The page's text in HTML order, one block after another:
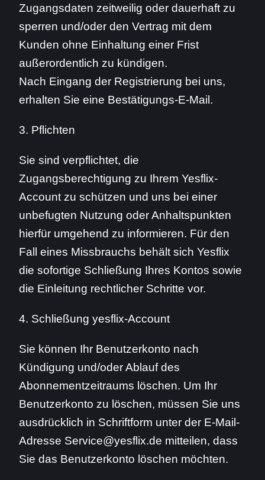
Zugangsdaten zeitweilig oder dauerhaft zu
sperren und/oder den Vertrag mit dem
Kunden ohne Einhaltung einer Frist
außerordentlich zu kündigen.
Nach Eingang der Registrierung bei uns,
erhalten Sie eine Bestätigungs-E-Mail.
3. Pflichten
Sie sind verpflichtet, die
Zugangsberechtigung zu Ihrem Yesflix-
Account zu schützen und uns bei einer
unbefugten Nutzung oder Anhaltspunkten
hierfür umgehend zu informieren. Für den
Fall eines Missbrauchs behält sich Yesflix
die sofortige Schließung Ihres Kontos sowie
die Einleitung rechtlicher Schritte vor.
4. Schließung yesflix-Account
Sie können Ihr Benutzerkonto nach
Kündigung und/oder Ablauf des
Abonnementzeitraums löschen. Um Ihr
Benutzerkonto zu löschen, müssen Sie uns
ausdrücklich in Schriftform unter der E-Mail-
Adresse Service@yesflix.de mitteilen, dass
Sie das Benutzerkonto löschen möchten.